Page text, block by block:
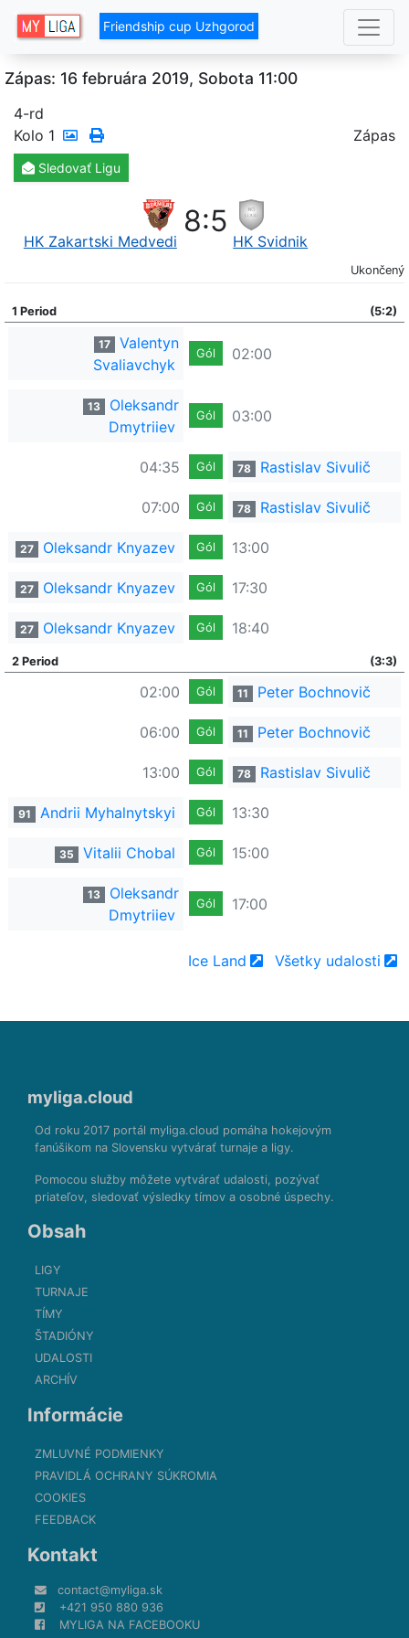
Friendship cup Uzhgorod
Zápas: 16 februára 2019, Sobota 11:00
4-rd
Kolo 1 Zápas
Sledovať Ligu
HK Zakartskі Medvedi
8:5
HK Svidnik
Ukončený
1 Period (5:2)
17
Valentyn
Svaliavchyk
Gól 02:00
13
Oleksandr
Dmytriiev
Gól 03:00
04:35 Gól 78 Rastislav Sivulič
07:00 Gól 78 Rastislav Sivulič
27 Oleksandr Knyazev Gól 13:00
27 Oleksandr Knyazev Gól 17:30
27 Oleksandr Knyazev Gól 18:40
2 Period (3:3)
02:00 Gól 11 Peter Bochnovič
06:00 Gól 11 Peter Bochnovič
13:00 Gól 78 Rastislav Sivulič
91 Andrii Myhalnytskyi Gól 13:30
35 Vitalii Chobal Gól 15:00
13
Oleksandr
Dmytriiev
Gól 17:00
Ice Land Všetky udalosti
myliga.cloud
Od roku 2017 portál myliga.cloud pomáha hokejovým
fanúšikom na Slovensku vytvárať turnaje a ligy.
Pomocou služby môžete vytvárať udalosti, pozývať
priateľov, sledovať výsledky tímov a osobné úspechy.
Obsah
LIGY
TURNAJE
TÍMY
ŠTADIÓNY
UDALOSTI
ARCHÍV
Informácie
ZMLUVNÉ PODMIENKY
PRAVIDLÁ OCHRANY SÚKROMIA
COOKIES
FEEDBACK
Kontakt
contact@myliga.sk
+421 950 880 936
MYLIGA NA FACEBOOKU